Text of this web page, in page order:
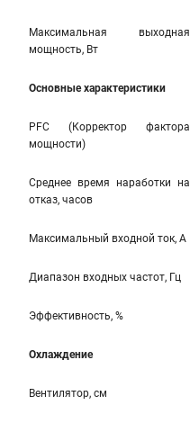
Максимальная выходная
мощность, Вт
Основные характеристики
PFC (Корректор фактора
мощности)
Среднее время наработки на
отказ, часов
Максимальный входной ток, А
Диапазон входных частот, Гц
Эффективность, %
Охлаждение
Вентилятор, см